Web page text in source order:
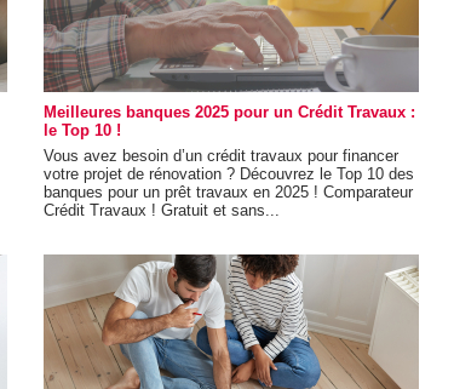
Meilleures banques 2025 pour un Crédit Travaux :
le Top 10 !
Vous avez besoin d’un crédit travaux pour financer
votre projet de rénovation ? Découvrez le Top 10 des
banques pour un prêt travaux en 2025 ! Comparateur
Crédit Travaux ! Gratuit et sans...